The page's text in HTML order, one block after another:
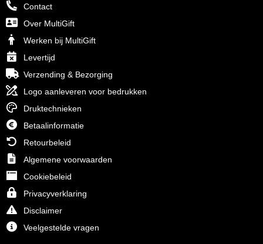
Contact
Over MultiGift
Werken bij MultiGift
Levertijd
Verzending & Bezorging
Logo aanleveren voor bedrukken
Druktechnieken
Betaalinformatie
Retourbeleid
Algemene voorwaarden
Cookiebeleid
Privacyverklaring
Disclaimer
Veelgestelde vragen